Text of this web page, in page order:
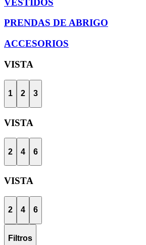
VESTIDOS
PRENDAS DE ABRIGO
ACCESORIOS
VISTA
1 2 3
VISTA
2 4 6
VISTA
2 4 6
Filtros